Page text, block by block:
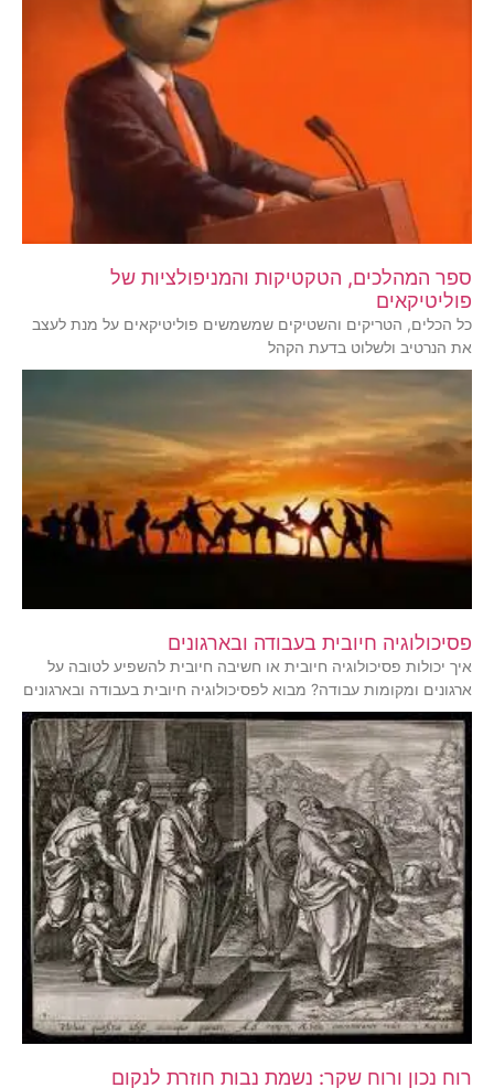
ספר המהלכים, הטקטיקות והמניפולציות של
פוליטיקאים
כל הכלים, הטריקים והשטיקים שמשמשים פוליטיקאים על מנת לעצב
את הנרטיב ולשלוט בדעת הקהל
פסיכולוגיה חיובית בעבודה ובארגונים
איך יכולות פסיכולוגיה חיובית או חשיבה חיובית להשפיע לטובה על
ארגונים ומקומות עבודה? מבוא לפסיכולוגיה חיובית בעבודה ובארגונים
רוח נכון ורוח שקר: נשמת נבות חוזרת לנקום